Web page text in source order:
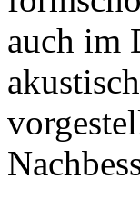
auch im